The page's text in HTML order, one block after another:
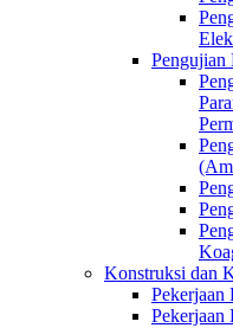
Pengujian
Konstruksi dan
Pekerjaan
Pekerjaan